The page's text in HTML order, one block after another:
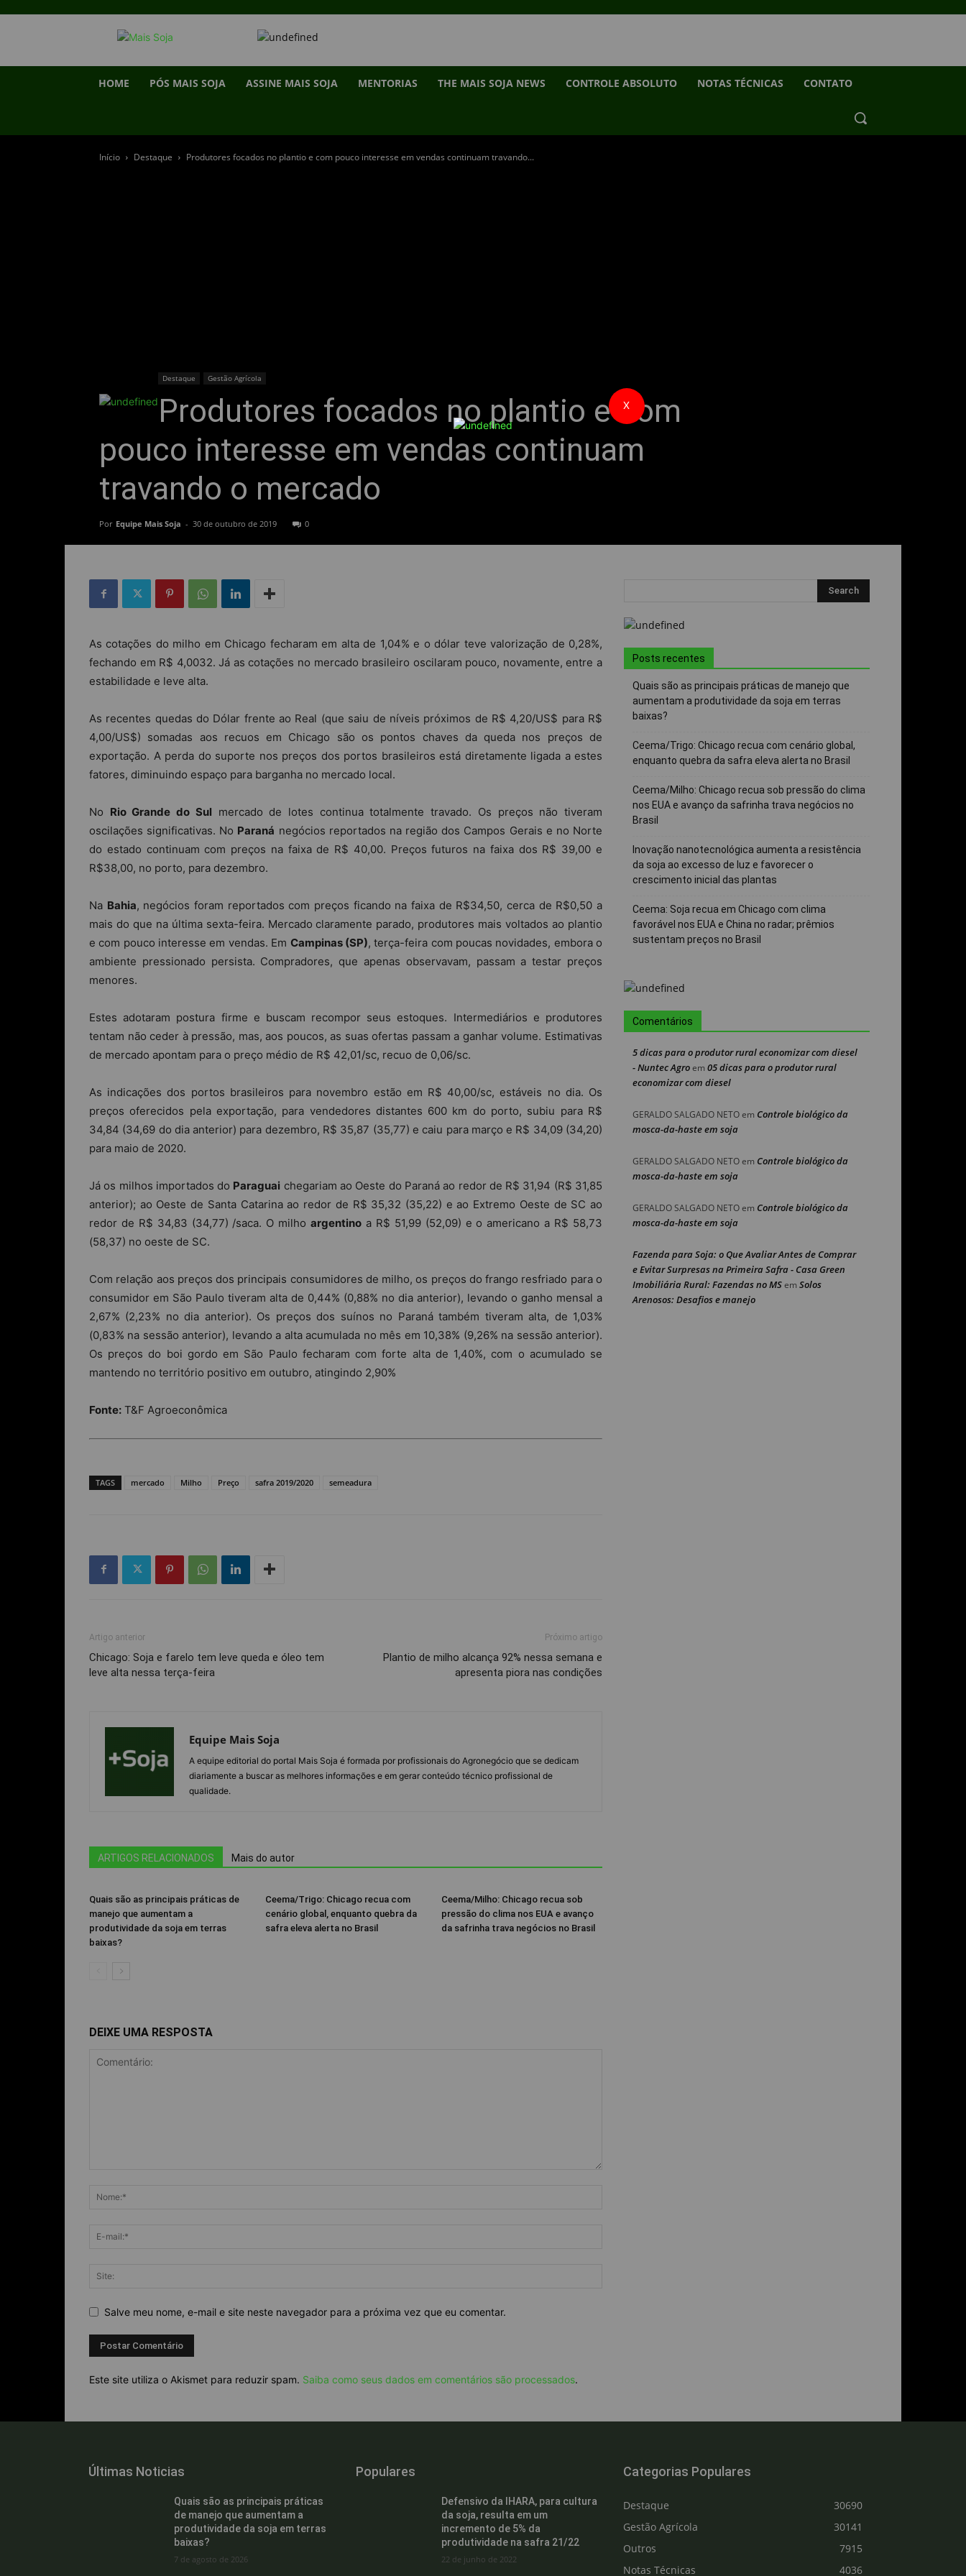
HOME PÓS MAIS SOJA ASSINE MAIS SOJA MENTORIAS THE MAIS SOJA NEWS CONTROLE ABSOLUTO NOTAS TÉCNICAS CONTATO
Início Destaque Produtores focados no plantio e com pouco interesse em vendas continuam travando...
Destaque Gestão Agrícola
Produtores focados no plantio e com
pouco interesse em vendas continuam
travando o mercado
Por Equipe Mais Soja - 30 de outubro de 2019 0
As cotações do milho em Chicago fecharam em alta de 1,04% e o dólar teve valorização de 0,28%,
fechando em R$ 4,0032. Já as cotações no mercado brasileiro oscilaram pouco, novamente, entre a
estabilidade e leve alta.
As recentes quedas do Dólar frente ao Real (que saiu de níveis próximos de R$ 4,20/US$ para R$
4,00/US$) somadas aos recuos em Chicago são os pontos chaves da queda nos preços de
exportação. A perda do suporte nos preços dos portos brasileiros está diretamente ligada a estes
fatores, diminuindo espaço para barganha no mercado local.
No Rio Grande do Sul mercado de lotes continua totalmente travado. Os preços não tiveram
oscilações significativas. No Paraná negócios reportados na região dos Campos Gerais e no Norte
do estado continuam com preços na faixa de R$ 40,00. Preços futuros na faixa dos R$ 39,00 e
R$38,00, no porto, para dezembro.
Na Bahia, negócios foram reportados com preços ficando na faixa de R$34,50, cerca de R$0,50 a
mais do que na última sexta-feira. Mercado claramente parado, produtores mais voltados ao plantio
e com pouco interesse em vendas. Em Campinas (SP), terça-feira com poucas novidades, embora o
ambiente pressionado persista. Compradores, que apenas observavam, passam a testar preços
menores.
Estes adotaram postura firme e buscam recompor seus estoques. Intermediários e produtores
tentam não ceder à pressão, mas, aos poucos, as suas ofertas passam a ganhar volume. Estimativas
de mercado apontam para o preço médio de R$ 42,01/sc, recuo de 0,06/sc.
As indicações dos portos brasileiros para novembro estão em R$ 40,00/sc, estáveis no dia. Os
preços oferecidos pela exportação, para vendedores distantes 600 km do porto, subiu para R$
34,84 (34,69 do dia anterior) para dezembro, R$ 35,87 (35,77) e caiu para março e R$ 34,09 (34,20)
para maio de 2020.
Já os milhos importados do Paraguai chegariam ao Oeste do Paraná ao redor de R$ 31,94 (R$ 31,85
anterior); ao Oeste de Santa Catarina ao redor de R$ 35,32 (35,22) e ao Extremo Oeste de SC ao
redor de R$ 34,83 (34,77) /saca. O milhoargentino a R$ 51,99 (52,09) e o americano a R$ 58,73
(58,37) no oeste de SC.
Com relação aos preços dos principais consumidores de milho, os preços do frango resfriado para o
consumidor em São Paulo tiveram alta de 0,44% (0,88% no dia anterior), levando o ganho mensal a
2,67% (2,23% no dia anterior). Os preços dos suínos no Paraná também tiveram alta, de 1,03%
(0,83% na sessão anterior), levando a alta acumulada no mês em 10,38% (9,26% na sessão anterior).
Os preços do boi gordo em São Paulo fecharam com forte alta de 1,40%, com o acumulado se
mantendo no território positivo em outubro, atingindo 2,90%
Fonte: T&F Agroeconômica
TAGS mercado Milho Preço safra 2019/2020 semeadura
Artigo anterior
Chicago: Soja e farelo tem leve queda e óleo tem
leve alta nessa terça-feira
Próximo artigo
Plantio de milho alcança 92% nessa semana e
apresenta piora nas condições
Equipe Mais Soja
A equipe editorial do portal Mais Soja é formada por profissionais do Agronegócio que se dedicam
diariamente a buscar as melhores informações e em gerar conteúdo técnico profissional de
qualidade.
ARTIGOS RELACIONADOS Mais do autor
Quais são as principais práticas de
manejo que aumentam a
produtividade da soja em terras
baixas?
Ceema/Trigo: Chicago recua com
cenário global, enquanto quebra da
safra eleva alerta no Brasil
Ceema/Milho: Chicago recua sob
pressão do clima nos EUA e avanço
da safrinha trava negócios no Brasil
DEIXE UMA RESPOSTA
Salve meu nome, e-mail e site neste navegador para a próxima vez que eu comentar.
Este site utiliza o Akismet para reduzir spam. Saiba como seus dados em comentários são processados.
Posts recentes
Quais são as principais práticas de manejo que
aumentam a produtividade da soja em terras
baixas?
Ceema/Trigo: Chicago recua com cenário global,
enquanto quebra da safra eleva alerta no Brasil
Ceema/Milho: Chicago recua sob pressão do clima
nos EUA e avanço da safrinha trava negócios no
Brasil
Inovação nanotecnológica aumenta a resistência
da soja ao excesso de luz e favorecer o
crescimento inicial das plantas
Ceema: Soja recua em Chicago com clima
favorável nos EUA e China no radar; prêmios
sustentam preços no Brasil
Comentários
5 dicas para o produtor rural economizar com diesel
- Nuntec Agroem 05 dicas para o produtor rural
economizar com diesel
GERALDO SALGADO NETOem Controle biológico da
mosca-da-haste em soja
GERALDO SALGADO NETOem Controle biológico da
mosca-da-haste em soja
GERALDO SALGADO NETOem Controle biológico da
mosca-da-haste em soja
Fazenda para Soja: o Que Avaliar Antes de Comprar
e Evitar Surpresas na Primeira Safra - Casa Green
Imobiliária Rural: Fazendas no MSem Solos
Arenosos: Desafios e manejo
Últimas Noticias
Quais são as principais práticas
de manejo que aumentam a
produtividade da soja em terras
baixas?
7 de agosto de 2026
Populares
Defensivo da IHARA, para cultura
da soja, resulta em um
incremento de 5% da
produtividade na safra 21/22
22 de junho de 2022
Categorias Populares
Destaque
30690
Gestão Agrícola
30141
Outros
7915
Notas Técnicas
4036
X